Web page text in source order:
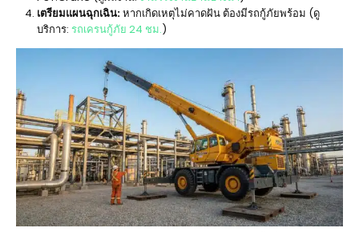
เตรียมแผนฉุกเฉิน:หากเกิดเหตุไม่คาดฝัน ต้องมีรถกู้ภัยพร้อม (ดู
บริการ: รถเครนกู้ภัย 24 ชม.)